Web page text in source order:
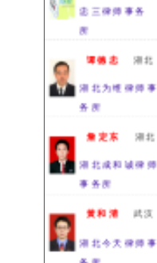
忠三律师事务
所
谭德忠 湖北
湖北为维律师事
务所
詹定东 湖北
湖北成和诚律师
事务所
黄和清 武汉
湖北今天律师事
务所